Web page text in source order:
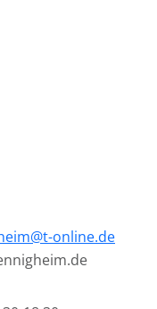
online.de